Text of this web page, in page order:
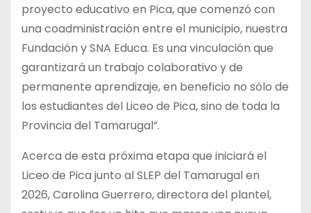
proyecto educativo en Pica, que comenzó con
una coadministración entre el municipio, nuestra
Fundación y SNA Educa. Es una vinculación que
garantizará un trabajo colaborativo y de
permanente aprendizaje, en beneficio no sólo de
los estudiantes del Liceo de Pica, sino de toda la
Provincia del Tamarugal”.
Acerca de esta próxima etapa que iniciará el
Liceo de Pica junto al SLEP del Tamarugal en
2026, Carolina Guerrero, directora del plantel,